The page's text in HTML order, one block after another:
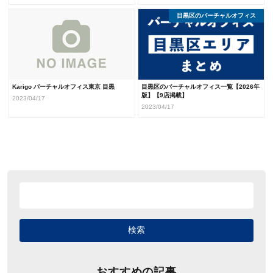
Karigo バーチャルオフィス東京 目黒
2023/04/17
目黒区のバーチャルオフィス一覧【2026年
版】【9店掲載】
2023/04/17
東京のバーチャルオフィス
バーチャルオフィスまとめ
目黒区のバーチャルオフィス